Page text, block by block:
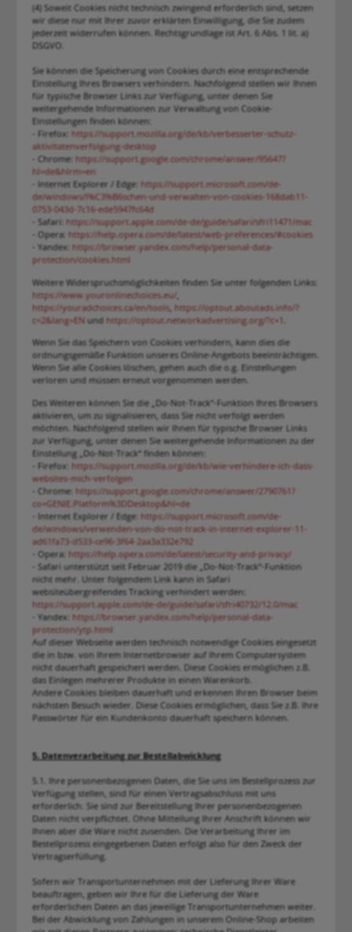
(4) Soweit Cookies nicht technisch zwingend erforderlich sind, setzen
wir diese nur mit Ihrer zuvor erklärten Einwilligung, die Sie zudem
jederzeit widerrufen können. Rechtsgrundlage ist Art. 6 Abs. 1 lit. a)
DSGVO.
Sie können die Speicherung von Cookies durch eine entsprechende
Einstellung Ihres Browsers verhindern. Nachfolgend stellen wir Ihnen
für typische Browser Links zur Verfügung, unter denen Sie
weitergehende Informationen zur Verwaltung von Cookie-
Einstellungen finden können:
- Firefox: https://support.mozilla.org/de/kb/verbesserter-schutz-
aktivitatenverfolgung-desktop
- Chrome: https://support.google.com/chrome/answer/95647?
hl=de&hlrm=en
- Internet Explorer / Edge: https://support.microsoft.com/de-
de/windows/l%C3%B6schen-und-verwalten-von-cookies-168dab11-
0753-043d-7c16-ede5947fc64d
- Safari: https://support.apple.com/de-de/guide/safari/sfri11471/mac
- Opera: https://help.opera.com/de/latest/web-preferences/#cookies
- Yandex: https://browser.yandex.com/help/personal-data-
protection/cookies.html
Weitere Widerspruchsmöglichkeiten finden Sie unter folgenden Links:
https://www.youronlinechoices.eu/
https://youradchoices.ca/en/tools, https://optout.aboutads.info/?
c=2&lang=EN und https://optout.networkadvertising.org/?c=1
Wenn Sie das Speichern von Cookies verhindern, kann dies die
ordnungsgemäße Funktion unseres Online-Angebots beeinträchtigen.
Wenn Sie alle Cookies löschen, gehen auch die o.g. Einstellungen
verloren und müssen erneut vorgenommen werden.
Des Weiteren können Sie die „Do-Not-Track“-Funktion Ihres Browsers
aktivieren, um zu signalisieren, dass Sie nicht verfolgt werden
möchten. Nachfolgend stellen wir Ihnen für typische Browser Links
zur Verfügung, unter denen Sie weitergehende Informationen zu der
Einstellung „Do-Not-Track“ finden können:
- Firefox: https://support.mozilla.org/de/kb/wie-verhindere-ich-dass-
websites-mich-verfolgen
- Chrome: https://support.google.com/chrome/answer/2790761?
co=GENIE.Platform%3DDesktop&hl=de
- Internet Explorer / Edge: https://support.microsoft.com/de-
de/windows/verwenden-von-do-not-track-in-internet-explorer-11-
ad61fa73-d533-ce96-3f64-2aa3a332e792
- Opera: https://help.opera.com/de/latest/security-and-privacy/
- Safari unterstützt seit Februar 2019 die „Do-Not-Track“-Funktion
nicht mehr. Unter folgendem Link kann in Safari
websiteübergreifendes Tracking verhindert werden:
https://support.apple.com/de-de/guide/safari/sfri40732/12.0/mac
- Yandex: https://browser.yandex.com/help/personal-data-
protection/ytp.html
Auf dieser Webseite werden technisch notwendige Cookies eingesetzt
die in bzw. von Ihrem Internetbrowser auf Ihrem Computersystem
nicht dauerhaft gespeichert werden. Diese Cookies ermöglichen z.B.
das Einlegen mehrerer Produkte in einen Warenkorb.
Andere Cookies bleiben dauerhaft und erkennen Ihren Browser beim
nächsten Besuch wieder. Diese Cookies ermöglichen, dass Sie z.B. Ihre
Passwörter für ein Kundenkonto dauerhaft speichern können.
5. Datenverarbeitung zur Bestellabwicklung
5.1. Ihre personenbezogenen Daten, die Sie uns im Bestellprozess zur
Verfügung stellen, sind für einen Vertragsabschluss mit uns
erforderlich. Sie sind zur Bereitstellung Ihrer personenbezogenen
Daten nicht verpflichtet. Ohne Mitteilung Ihrer Anschrift können wir
Ihnen aber die Ware nicht zusenden. Die Verarbeitung Ihrer im
Bestellprozess eingegebenen Daten erfolgt also für den Zweck der
Vertragserfüllung.
Sofern wir Transportunternehmen mit der Lieferung Ihrer Ware
beauftragen, geben wir Ihre für die Lieferung der Ware
erforderlichen Daten an das jeweilige Transportunternehmen weiter.
Bei der Abwicklung von Zahlungen in unserem Online-Shop arbeiten